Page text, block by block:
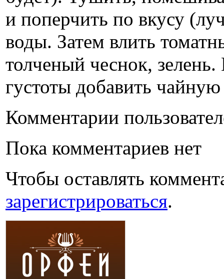
и поперчить по вкусу
воды. Затем влить
толченый чеснок,
густоты добавить
Комментарии
Пока комментариев нет
Чтобы оставлять
зарегистрироваться.